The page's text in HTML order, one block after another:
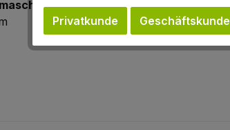
, Masche: ca. 1x1 cm
Privatkunde Geschäftskunde